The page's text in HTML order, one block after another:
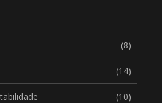
(8)
(14)
(10)